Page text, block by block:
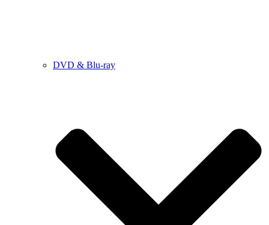
DVD & Blu-ray